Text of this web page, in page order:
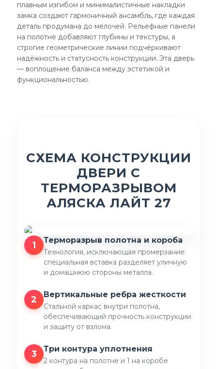
плавным изгибом и минималистичные накладки
замка создают гармоничный ансамбль, где каждая
деталь продумана до мелочей. Рельефные панели
на полотне добавляют глубины и текстуры, а
строгие геометрические линии подчёркивают
надёжность и статусность конструкции. Эта дверь
— воплощение баланса между эстетикой и
функциональностью.
СХЕМА КОНСТРУКЦИИ
ДВЕРИ С
ТЕРМОРАЗРЫВОМ
АЛЯСКА ЛАЙТ 27
1 Терморазрыв полотна и короба
Технология, исключающая промерзание:
специальная вставка разделяет уличную
и домашнюю стороны металла.
2 Вертикальные ребра жесткости
Стальной каркас внутри полотна,
обеспечивающий прочность конструкции
и защиту от взлома.
3 Три контура уплотнения
2 контура на полотне и 1 на коробе